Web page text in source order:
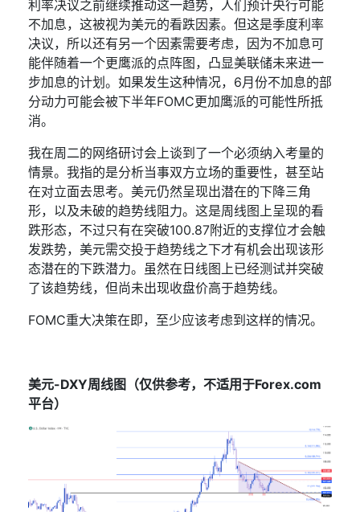
利率决议之前继续推动这一趋势，人们预计央行可能
不加息，这被视为美元的看跌因素。但这是季度利率
决议，所以还有另一个因素需要考虑，因为不加息可
能伴随着一个更鹰派的点阵图，凸显美联储未来进一
步加息的计划。如果发生这种情况， 6月份不加息的部
分动力可能会被下半年FOMC更加鹰派的可能性所抵
消。
我在周二的网络研讨会上谈到了一个必须纳入考量的
情景。我指的是分析当事双方立场的重要性，甚至站
在对立面去思考。美元仍然呈现出潜在的下降三角
形，以及未破的趋势线阻力。这是周线图上呈现的看
跌形态，不过只有在突破100.87附近的支撑位才会触
发跌势，美元需交投于趋势线之下才有机会出现该形
态潜在的下跌潜力。虽然在日线图上已经测试并突破
了该趋势线，但尚未出现收盘价高于趋势线。
FOMC重大决策在即，至少应该考虑到这样的情况。
美元-DXY周线图（仅供参考，不适用于Forex.com
平台）